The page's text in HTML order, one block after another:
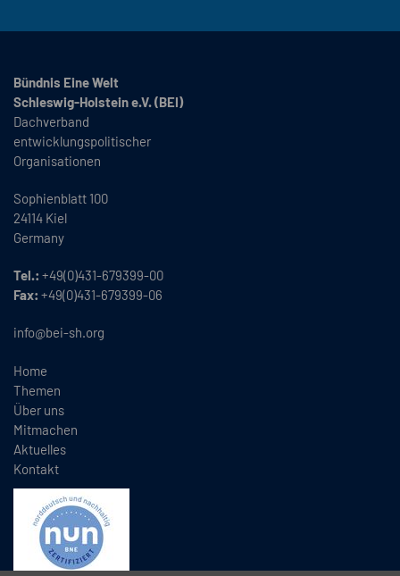
Bündnis Eine Welt
Schleswig-Holstein e.V. (BEI)
Dachverband
entwicklungspolitischer
Organisationen
Sophienblatt 100
24114 Kiel
Germany
Tel.: +49(0)431-679399-00
Fax: +49(0)431-679399-06
info@bei-sh.org
Home
Themen
Über uns
Mitmachen
Aktuelles
Kontakt